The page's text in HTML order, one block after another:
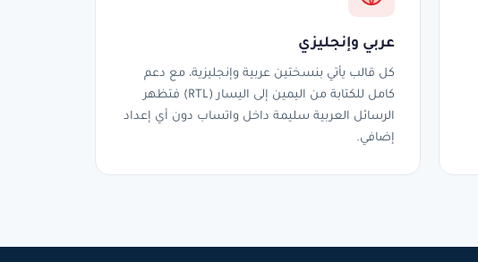
عربي وإنجليزي
كل قالب يأتي بنسختين عربية وإنجليزية، مع دعم
كامل للكتابة من اليمين إلى اليسار (RTL) فتظهر
الرسائل العربية سليمة داخل واتساب دون أي إعداد
إضافي.